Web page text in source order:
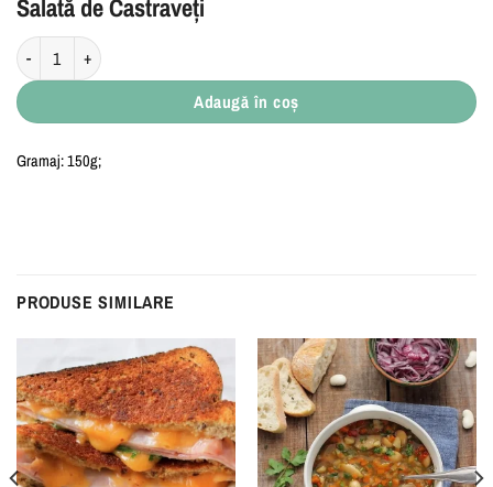
Salată de Castraveți
Cantitate Salată de Castraveți
Adaugă în coș
Gramaj: 150g;
PRODUSE SIMILARE